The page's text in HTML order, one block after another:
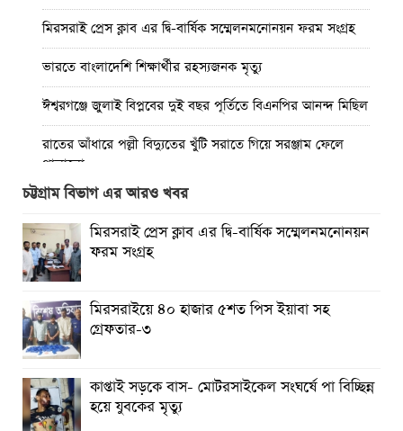
মিরসরাই প্রেস ক্লাব এর দ্বি-বার্ষিক সম্মেলনমনোনয়ন ফরম সংগ্রহ
ভারতে বাংলাদেশি শিক্ষার্থীর রহস্যজনক মৃত্যু
ঈশ্বরগঞ্জে জুলাই বিপ্লবের দুই বছর পূর্তিতে বিএনপির আনন্দ মিছিল
রাতের আঁধারে পল্লী বিদ্যুতের খুঁটি সরাতে গিয়ে সরঞ্জাম ফেলে
পালালো
মিরসরাইয়ে ৪০ হাজার ৫শত পিস ইয়াবা সহ গ্রেফতার-৩
কাপ্তাই সড়কে বাস- মোটরসাইকেল সংঘর্ষে পা বিচ্ছিন্ন হয়ে যুবকের
মৃত্যু
চুয়েট এর নবনিযুক্ত ভিসিকে আইইবি চট্টগ্রাম কেন্দ্রে ফুলেল শুভেচ্ছা
বৈষম্যহীন মানবিক রাষ্ট্র গঠন করে জুলাই শহীদদের প্রতি শ্রদ্ধা
জানাতে হবে : জননেতা সাইফুল হক
তিন দিন পর ব্রহ্মপুত্র নদে নিখোঁজ সাইফুলের মরদেহ গফরগাঁও
থেকে উদ্ধার
চট্টগ্রাম বিভাগ এর আরও খবর
মিরসরাই প্রেস ক্লাব এর দ্বি-বার্ষিক সম্মেলনমনোনয়ন
ফরম সংগ্রহ
মিরসরাইয়ে ৪০ হাজার ৫শত পিস ইয়াবা সহ
গ্রেফতার-৩
কাপ্তাই সড়কে বাস- মোটরসাইকেল সংঘর্ষে পা বিচ্ছিন্ন
হয়ে যুবকের মৃত্যু